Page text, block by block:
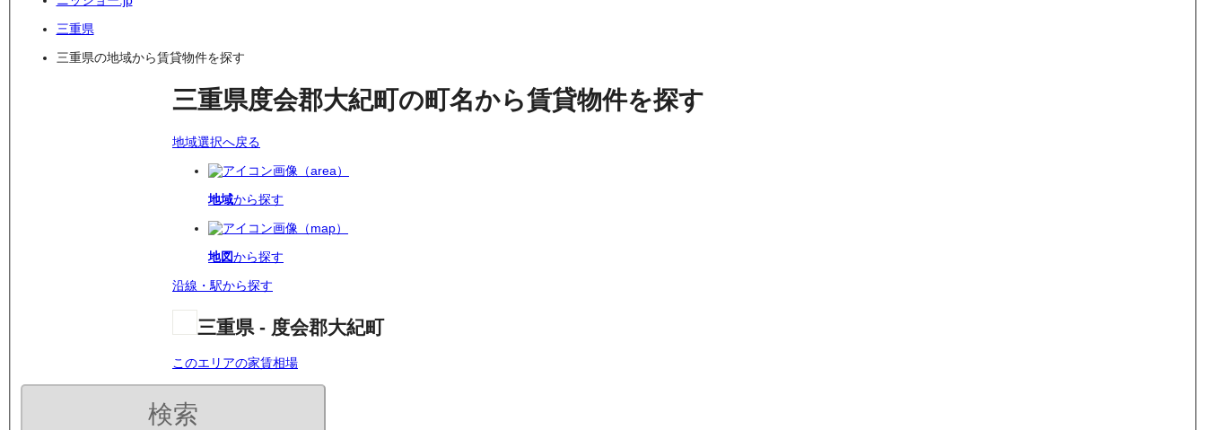
三重県
三重県の地域から賃貸物件を探す
三重県度会郡大紀町の町名から賃貸物件を探す
地域選択へ戻る
地域から探す
地図から探す
沿線・駅から探す
三重県 - 度会郡大紀町
このエリアの家賃相場
検索